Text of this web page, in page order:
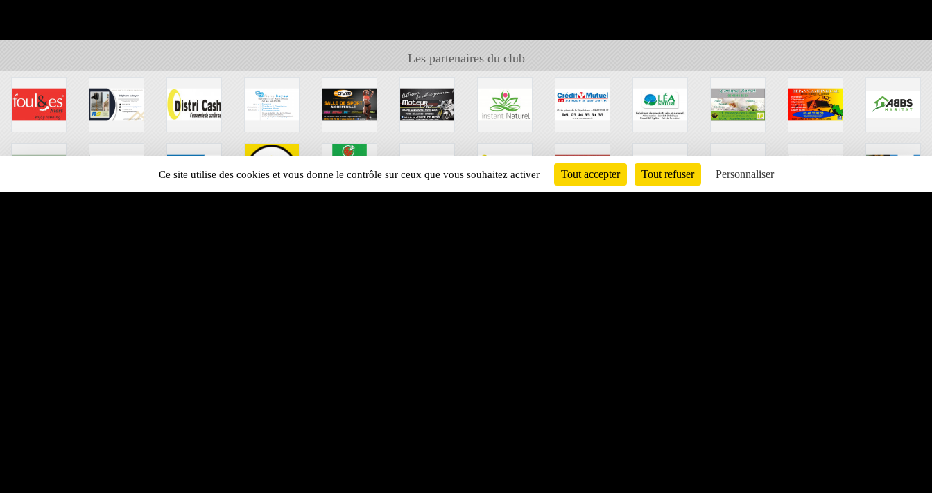
Les partenaires du club
Ce site utilise des cookies et vous donne le contrôle sur ceux que vous souhaitez activer Tout accepter Tout refuser Personnaliser